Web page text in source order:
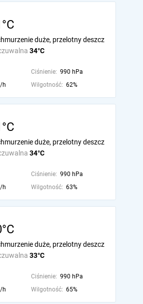
34°C
duże, przelotny deszcz
Ciśnienie: 990 hPa
h Wilgotność: 62%
34°C
duże, przelotny deszcz
Ciśnienie: 990 hPa
h Wilgotność: 63%
33°C
duże, przelotny deszcz
Ciśnienie: 990 hPa
h Wilgotność: 65%